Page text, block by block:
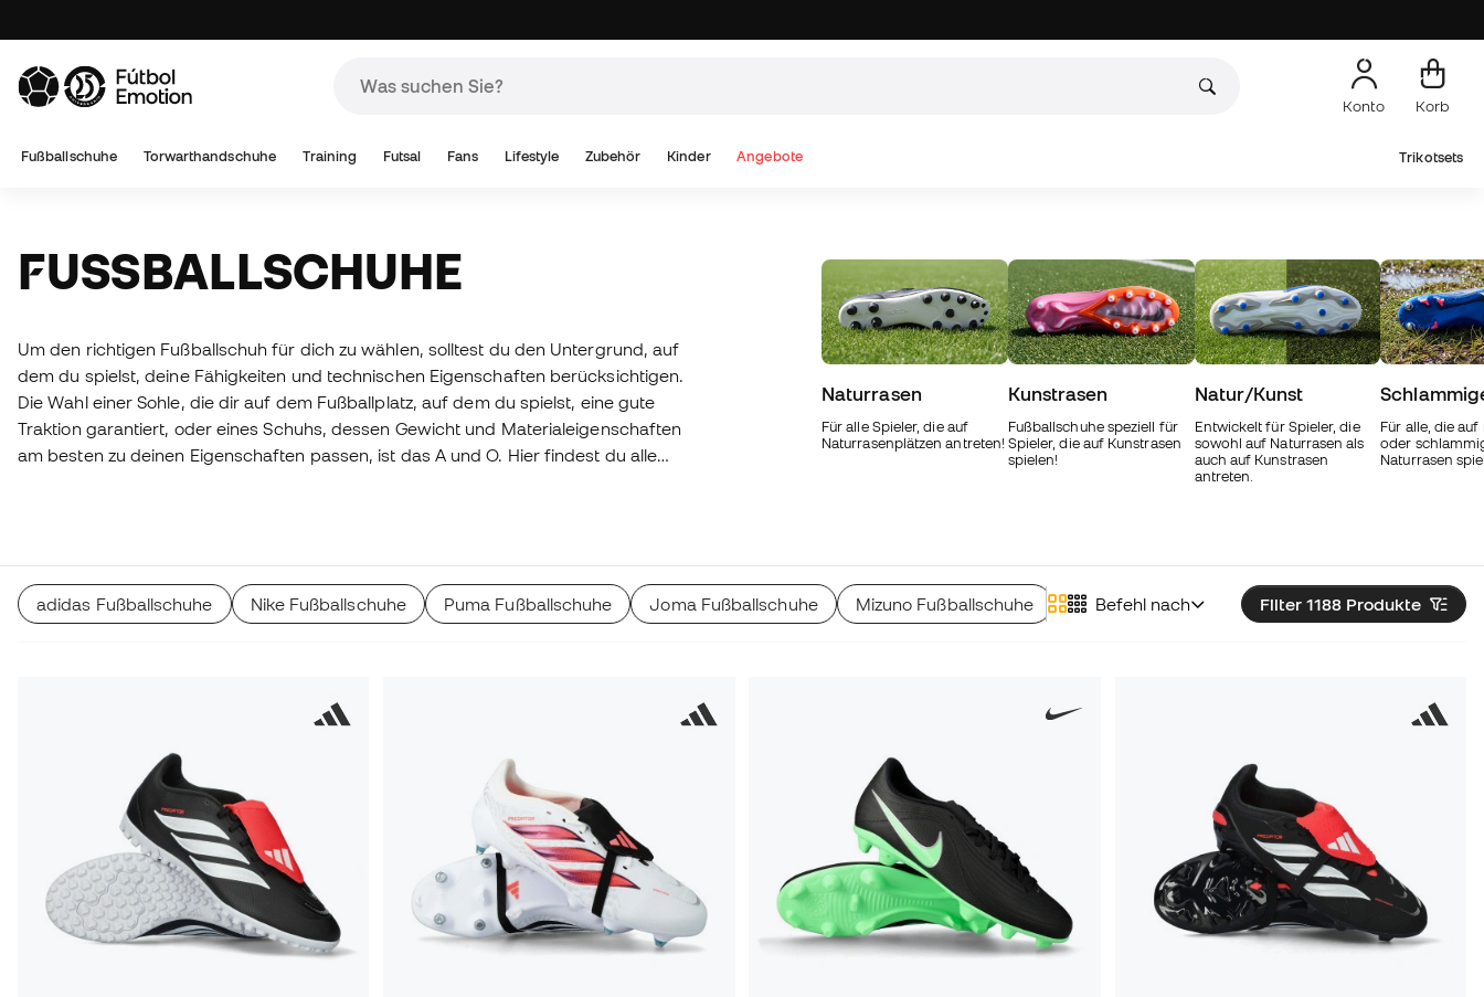
Konto Korb
Fußballschuhe Torwarthandschuhe Training Futsal Fans Lifestyle Zubehör Kinder Angebote Trikotsets
FUSSBALLSCHUHE
Um den richtigen Fußballschuh für dich zu wählen, solltest du den Untergrund, auf
dem du spielst, deine Fähigkeiten und technischen Eigenschaften berücksichtigen.
Die Wahl einer Sohle, die dir auf dem Fußballplatz, auf dem du spielst, eine gute
Traktion garantiert, oder eines Schuhs, dessen Gewicht und Materialeigenschaften
am besten zu deinen Eigenschaften passen, ist das A und O. Hier findest du alle
Naturrasen
Für alle Spieler, die auf
Naturrasenplätzen antreten!
Kunstrasen
Fußballschuhe speziell für
Spieler, die auf Kunstrasen
spielen!
Natur/Kunst
Entwickelt für Spieler, die
sowohl auf Naturrasen als
auch auf Kunstrasen
antreten.
Für alle, die auf
oder
Naturrasen
Filter 1188 Produkte
Befehl nach
adidas Fußballschuhe Nike Fußballschuhe Puma Fußballschuhe Joma Fußballschuhe Mizuno Fußballschuhe Munich Fußballschuhe Skechers